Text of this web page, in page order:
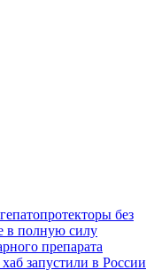
без
в полную силу
препарата
запустили в России